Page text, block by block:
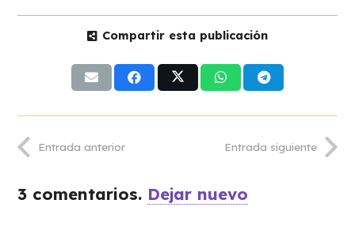
Compartir esta publicación
Entrada anterior Entrada siguiente
3 comentarios. Dejar nuevo